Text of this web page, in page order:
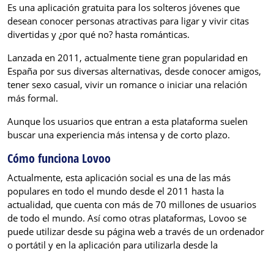
Es una aplicación gratuita para los solteros jóvenes que
desean conocer personas atractivas para ligar y vivir citas
divertidas y ¿por qué no? hasta románticas.
Lanzada en 2011, actualmente tiene gran popularidad en
España por sus diversas alternativas, desde conocer amigos,
tener sexo casual, vivir un romance o iniciar una relación
más formal.
Aunque los usuarios que entran a esta plataforma suelen
buscar una experiencia más intensa y de corto plazo.
Cómo funciona Lovoo
Actualmente, esta aplicación social es una de las más
populares en todo el mundo desde el 2011 hasta la
actualidad, que cuenta con más de 70 millones de usuarios
de todo el mundo. Así como otras plataformas, Lovoo se
puede utilizar desde su página web a través de un ordenador
o portátil y en la aplicación para utilizarla desde la